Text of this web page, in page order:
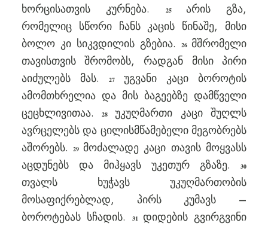
ხორცისათვის კურნება.
25 არის გზა,
რომელიც სწორი ჩანს კაცის წინაშე, მისი
ბოლო კი სიკვდილის გზებია.26 მშრომელი
თავისთვის შრომობს, რადგან მისი პირი
აიძულებს მას.27 უგვანი კაცი ბოროტის
ამომთხრელია და მის ბაგეებზე დამწველი
ცეცხლივითაა.28უკუღმართი კაცი შუღლს
ავრცელებს და ცილისმწამებელი მეგობრებს
აშორებს.29 მოძალადე კაცი თავის მოყვასს
აცდუნებს და მიჰყავს უკეთურ გზაზე.30
თვალს ხუჭავს უკუღმართობის
მოსაფიქრებლად, პირს კუმავს –
ბოროტებას სჩადის.
31 დიდების გვირგვინი